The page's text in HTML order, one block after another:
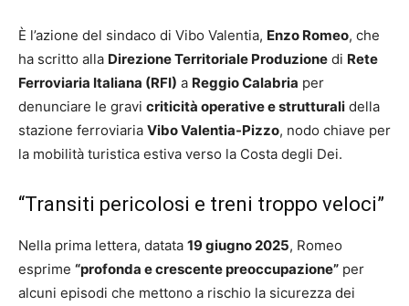
È l’azione del sindaco di Vibo Valentia, Enzo Romeo, che
ha scritto alla Direzione Territoriale Produzione di Rete
Ferroviaria Italiana (RFI) a Reggio Calabria per
denunciare le gravi criticità operative e strutturali della
stazione ferroviaria Vibo Valentia-Pizzo, nodo chiave per
la mobilità turistica estiva verso la Costa degli Dei.
“Transiti pericolosi e treni troppo veloci”
Nella prima lettera, datata 19 giugno 2025, Romeo
esprime “profonda e crescente preoccupazione” per
alcuni episodi che mettono a rischio la sicurezza dei